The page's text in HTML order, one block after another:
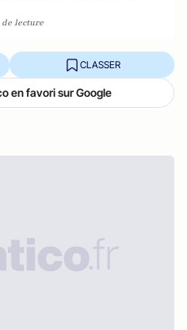
lecture
CLASSER
en favori sur Google